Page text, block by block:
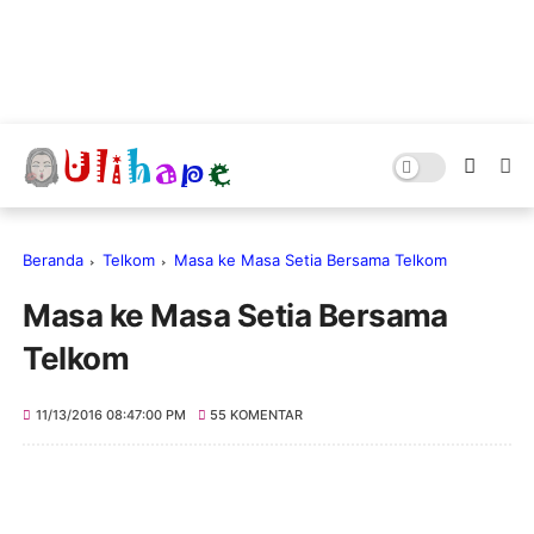
Beranda Telkom Masa ke Masa Setia Bersama Telkom
Masa ke Masa Setia Bersama
Telkom
11/13/2016 08:47:00 PM 55 KOMENTAR